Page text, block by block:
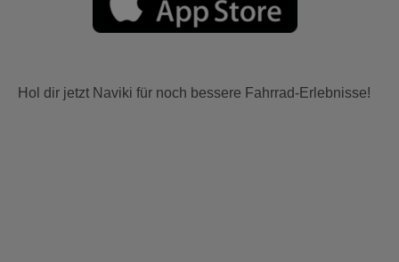
Hol dir jetzt Naviki für noch bessere Fahrrad-Erlebnisse!